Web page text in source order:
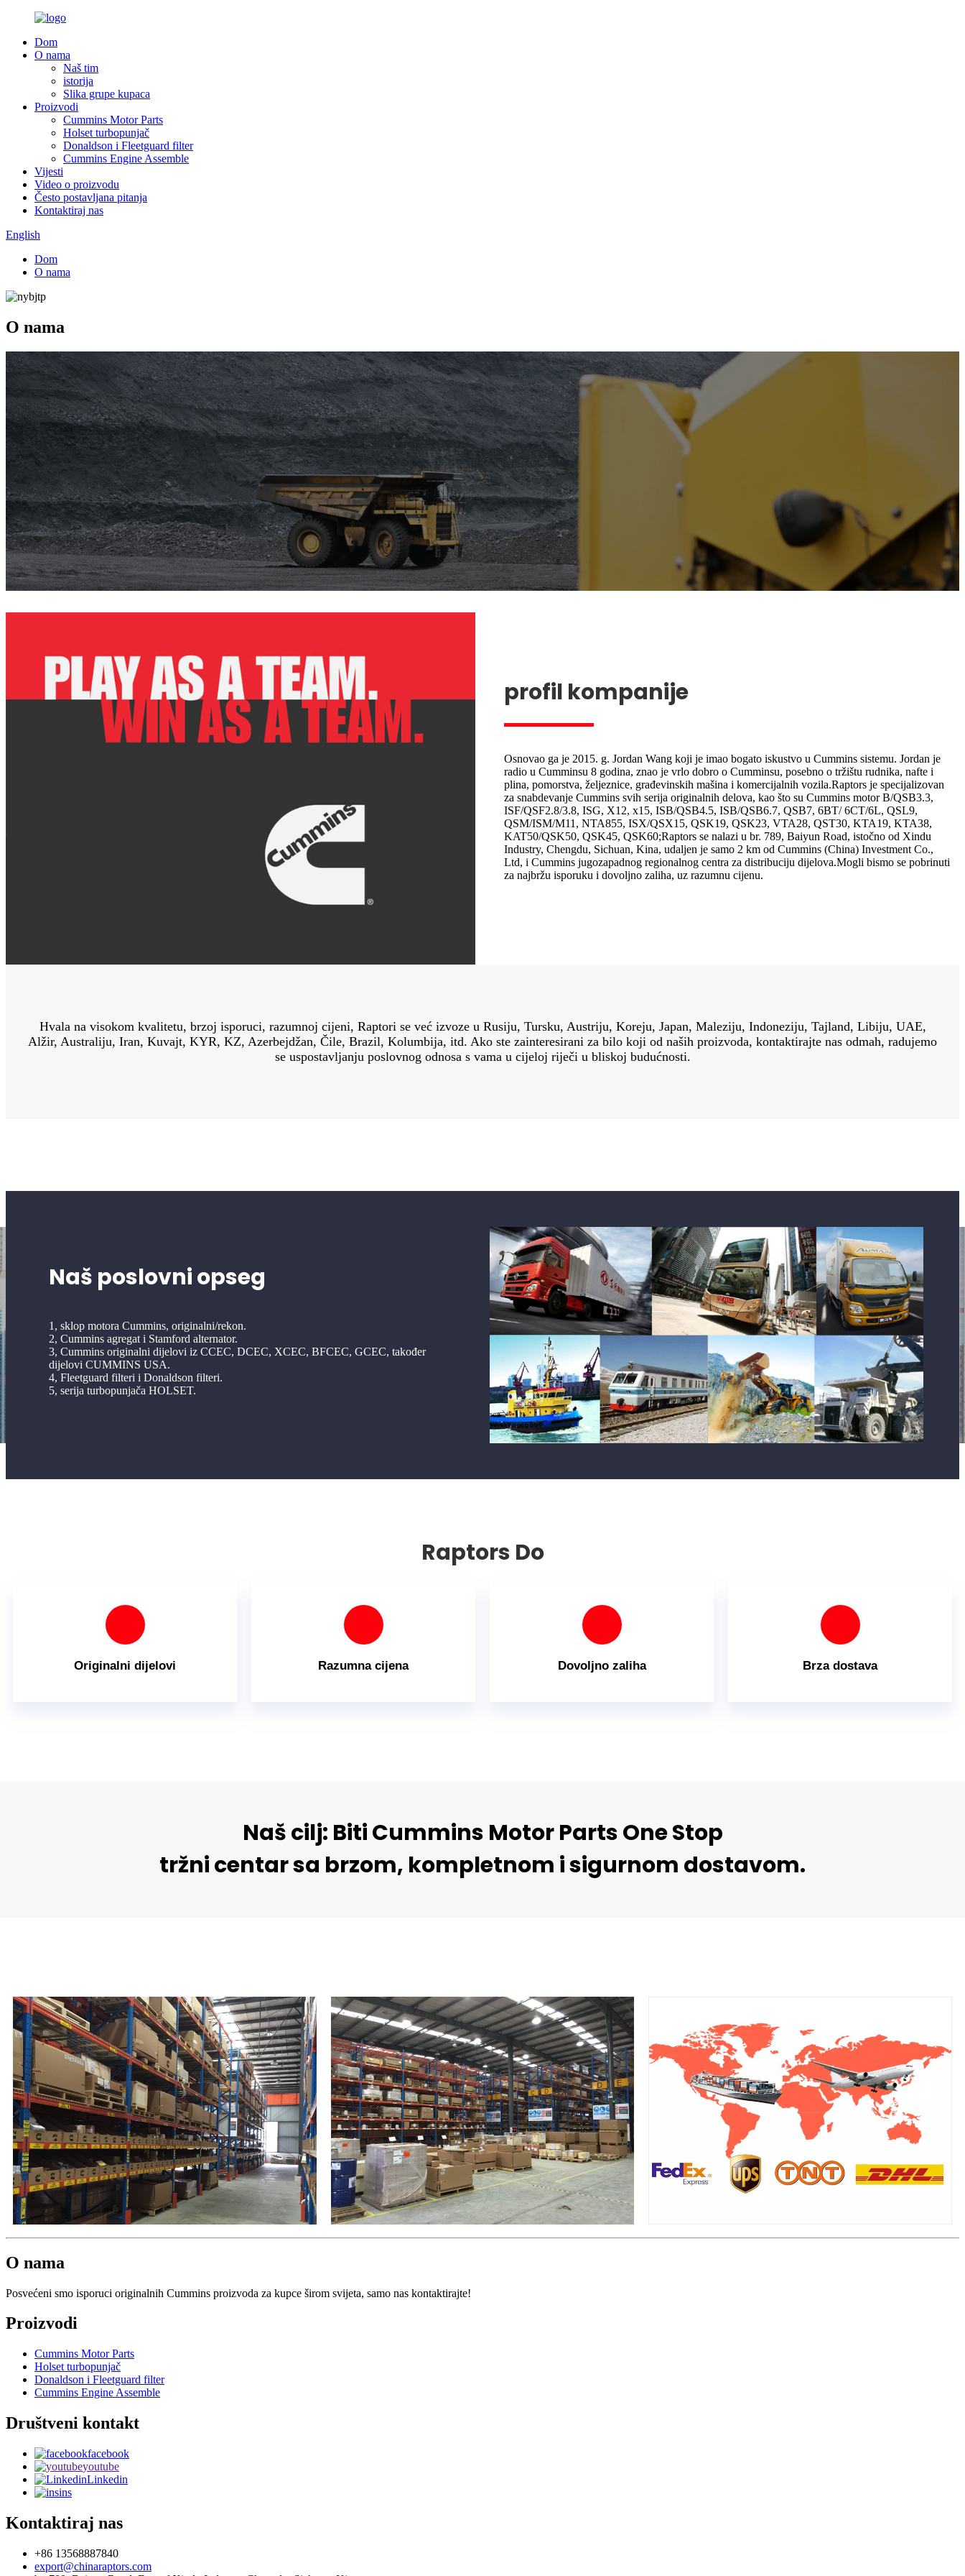
Dom
O nama
Naš tim
istorija
Slika grupe kupaca
Proizvodi
Cummins Motor Parts
Holset turbopunjač
Donaldson i Fleetguard filter
Cummins Engine Assemble
Vijesti
Video o proizvodu
Često postavljana pitanja
Kontaktiraj nas
English
Dom
O nama
O nama
profil kompanije
Osnovao ga je 2015. g. Jordan Wang koji je imao bogato iskustvo u Cummins sistemu. Jordan je
radio u Cumminsu 8 godina, znao je vrlo dobro o Cumminsu, posebno o tržištu rudnika, nafte i
plina, pomorstva, željeznice, građevinskih mašina i komercijalnih vozila.Raptors je specijalizovan
za snabdevanje Cummins svih serija originalnih delova, kao što su Cummins motor B/QSB3.3,
ISF/QSF2.8/3.8, ISG, X12, x15, ISB/QSB4.5, ISB/QSB6.7, QSB7, 6BT/ 6CT/6L, QSL9,
QSM/ISM/M11, NTA855, ISX/QSX15, QSK19, QSK23, VTA28, QST30, KTA19, KTA38,
KAT50/QSK50, QSK45, QSK60;Raptors se nalazi u br. 789, Baiyun Road, istočno od Xindu
Industry, Chengdu, Sichuan, Kina, udaljen je samo 2 km od Cummins (China) Investment Co.,
Ltd, i Cummins jugozapadnog regionalnog centra za distribuciju dijelova.Mogli bismo se pobrinuti
za najbržu isporuku i dovoljno zaliha, uz razumnu cijenu.
Hvala na visokom kvalitetu, brzoj isporuci, razumnoj cijeni, Raptori se već izvoze u Rusiju, Tursku, Austriju, Koreju, Japan, Maleziju, Indoneziju, Tajland, Libiju, UAE,
Alžir, Australiju, Iran, Kuvajt, KYR, KZ, Azerbejdžan, Čile, Brazil, Kolumbija, itd. Ako ste zainteresirani za bilo koji od naših proizvoda, kontaktirajte nas odmah, radujemo
se uspostavljanju poslovnog odnosa s vama u cijeloj riječi u bliskoj budućnosti.
Naš poslovni opseg
1, sklop motora Cummins, originalni/rekon.
2, Cummins agregat i Stamford alternator.
3, Cummins originalni dijelovi iz CCEC, DCEC, XCEC, BFCEC, GCEC, također
dijelovi CUMMINS USA.
4, Fleetguard filteri i Donaldson filteri.
5, serija turbopunjača HOLSET.
Raptors Do
Originalni dijelovi Razumna cijena Dovoljno zaliha Brza dostava
Naš cilj: Biti Cummins Motor Parts One Stop
tržni centar sa brzom, kompletnom i sigurnom dostavom.
O nama
Posvećeni smo isporuci originalnih Cummins proizvoda za kupce širom svijeta, samo nas kontaktirajte!
Proizvodi
Cummins Motor Parts
Holset turbopunjač
Donaldson i Fleetguard filter
Cummins Engine Assemble
Društveni kontakt
facebook
youtube
Linkedin
ins
Kontaktiraj nas
+86 13568887840
export@chinaraptors.com